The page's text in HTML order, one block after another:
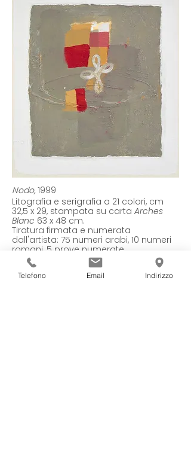
Nodo,1999
Litografia e serigrafia a 21 colori, cm
32,5 x 29, stampata su carta Arches
Blanc 63 x 48 cm.
Tiratura firmata e numerata
dall'artista: 75 numeri arabi, 10 numeri
romani, 5 prove numerate.
Telefono Email Indirizzo